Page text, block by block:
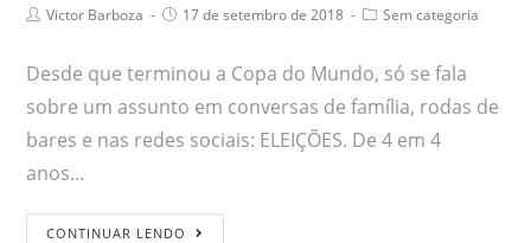
Victor Barboza 17 de setembro de 2018 Sem categoria
Desde que terminou a Copa do Mundo, só se fala
sobre um assunto em conversas de família, rodas de
bares e nas redes sociais: ELEIÇÕES. De 4 em 4
anos…
CONTINUAR LENDO